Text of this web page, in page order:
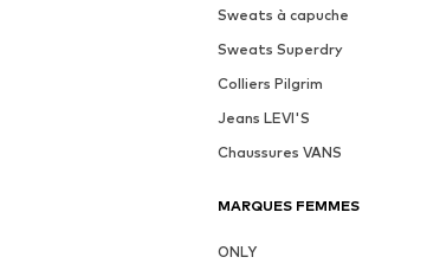
Sweats à capuche
Sweats Superdry
Colliers Pilgrim
Jeans LEVI'S
Chaussures VANS
MARQUES FEMMES
ONLY